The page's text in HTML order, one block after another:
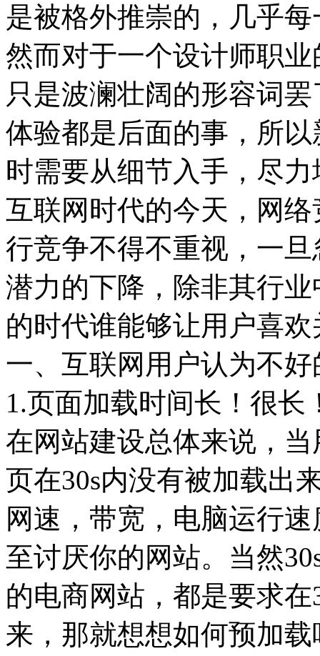
是被格外推崇的，几乎
然而对于一个设计师职
只是波澜壮阔的形容词
体验都是后面的事，所
时需要从细节入手，尽
互联网时代的今天，网
行竞争不得不重视，一
潜力的下降，除非其行
的时代谁能够让用户喜
一、互联网用户认为不
1.页面加载时间长！很长
在网站建设总体来说，
页在30s内没有被加载出
网速，带宽，电脑运行
至讨厌你的网站。当然
的电商网站，都是要求
来，那就想想如何预加